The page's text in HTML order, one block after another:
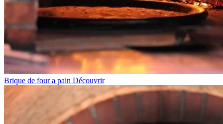
Brique de four a pain Découvrir